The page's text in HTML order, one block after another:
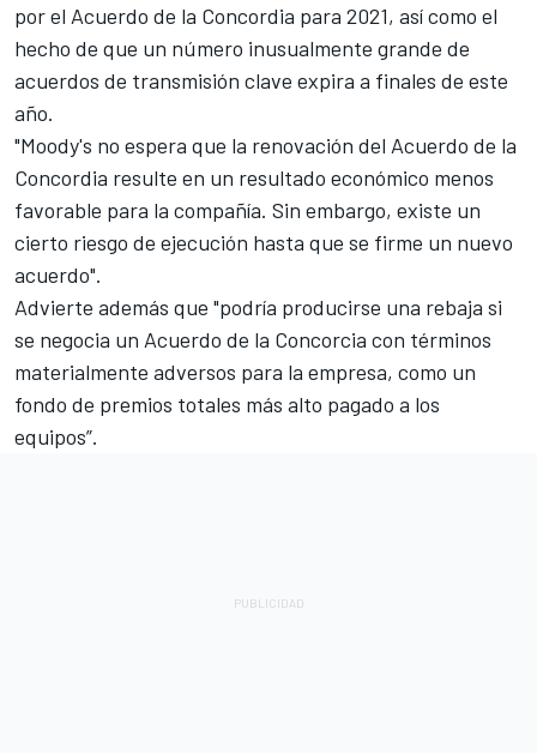
por el Acuerdo de la Concordia para 2021, así como el
hecho de que un número inusualmente grande de
acuerdos de transmisión clave expira a finales de este
año.
"Moody's no espera que la renovación del Acuerdo de la
Concordia resulte en un resultado económico menos
favorable para la compañía. Sin embargo, existe un
cierto riesgo de ejecución hasta que se firme un nuevo
acuerdo".
Advierte además que "podría producirse una rebaja si
se negocia un Acuerdo de la Concorcia con términos
materialmente adversos para la empresa, como un
fondo de premios totales más alto pagado a los
equipos”.